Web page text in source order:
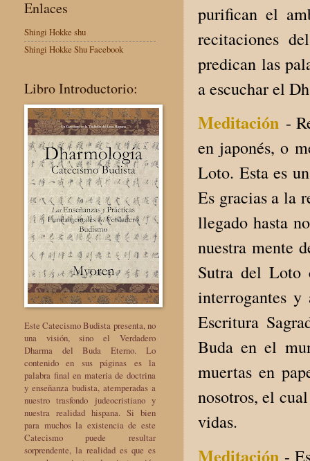
purifican el
recitaciones
predican las
a escuchar el
Meditación -
en japonés, o
Loto. Esta es
Es gracias a la
llegado hasta
nuestra mente
Sutra del Loto
interrogantes
Escritura
Buda en el
muertas en
nosotros, el
vidas.
Meditación -
Enlaces
Shingi Hokke shu
Shingi Hokke Shu Facebook
Libro Introductorio:
Este Catecismo Budista presenta, no
una visión, sino el Verdadero
Dharma del Buda Eterno. Lo
contenido en sus páginas es la
palabra final en materia de doctrina
y enseñanza budista, atemperadas a
nuestro trasfondo judeocristiano y
nuestra realidad hispana. Si bien
para muchos la existencia de este
Catecismo puede resultar
sorprendente, la realidad es que es